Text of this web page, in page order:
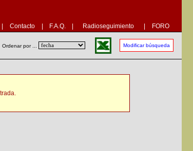
Contacto F.A.Q. Radioseguimiento FORO
Ordenar por ... Modificar búsqueda